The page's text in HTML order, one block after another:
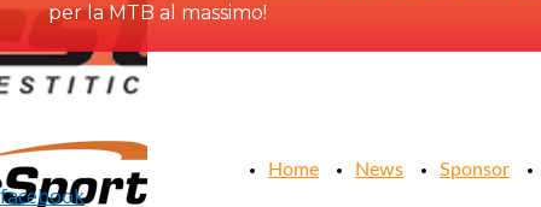
per la MTB al massimo!
Home News Sponsor
facebook